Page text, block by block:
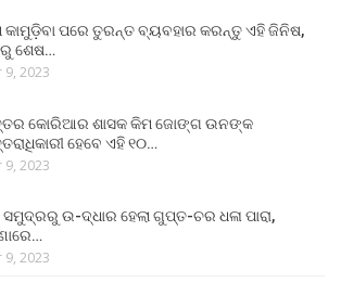
କାମୁଡ଼ିବା ପରେ ତୁରନ୍ତ ବ୍ୟବହାର କରନ୍ତୁ ଏହି ଜିନିଷ,
ଶେଷ…
9, 2023
କୋରିଆର ଶାସକ କିମ ଜୋଙ୍ଗ ଉନଙ୍କ
ହେବେ ଏହି ୧୦…
9, 2023
ଉ-ଦ୍ଧାର ହେଲା ଗୁପ୍ତ-ଚର ଧଳା ପାରା,
9, 2023